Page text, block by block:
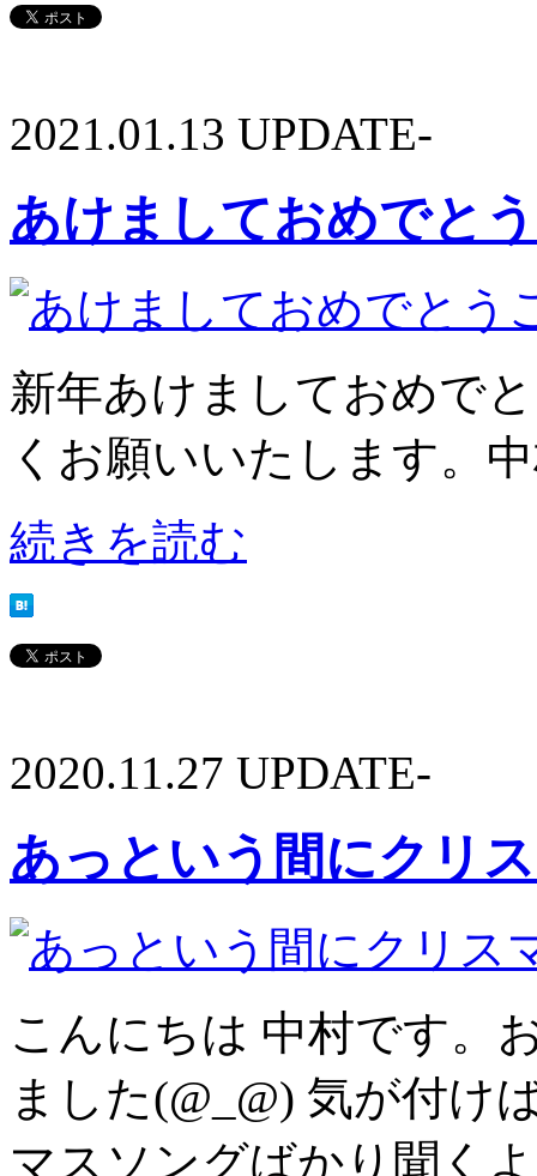
2021.01.13 UPDATE-
あけましておめでと
新年あけましておめで
くお願いいたします。
続きを読む
2020.11.27 UPDATE-
あっという間にクリ
こんにちは 中村です。
ました(@_@) 気が付け
マスソングばかり聞く